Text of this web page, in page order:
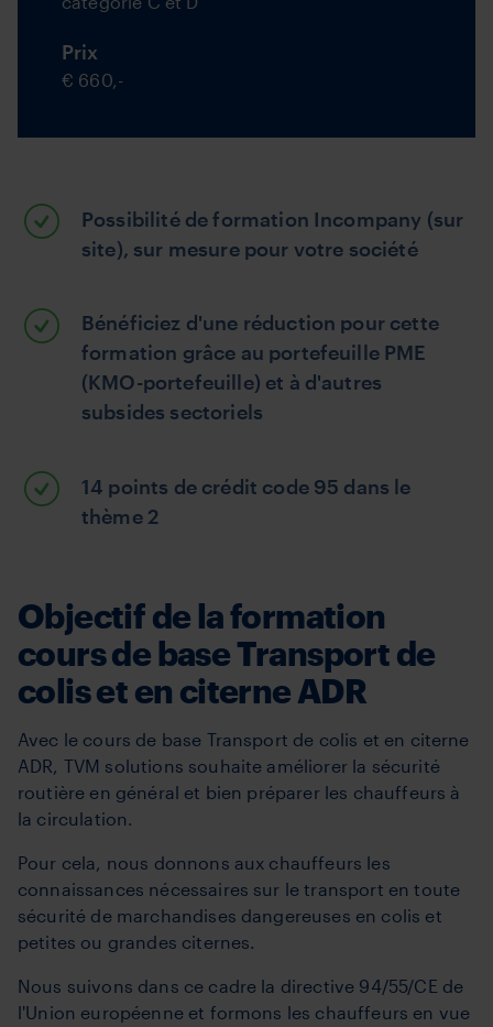
Prix
€ 660,-
Possibilité de formation Incompany (sur
site), sur mesure pour votre société
Bénéficiez d'une réduction pour cette
formation grâce au portefeuille PME
(KMO-portefeuille) et à d'autres
subsides sectoriels
14 points de crédit code 95 dans le
thème 2
Objectif de la formation
cours de base Transport de
colis et en citerne ADR
Avec le cours de base Transport de colis et en citerne
ADR, TVM solutions souhaite améliorer la sécurité
routière en général et bien préparer les chauffeurs à
la circulation.
Pour cela, nous donnons aux chauffeurs les
connaissances nécessaires sur le transport en toute
sécurité de marchandises dangereuses en colis et
petites ou grandes citernes.
Nous suivons dans ce cadre la directive 94/55/CE de
l'Union européenne et formons les chauffeurs en vue